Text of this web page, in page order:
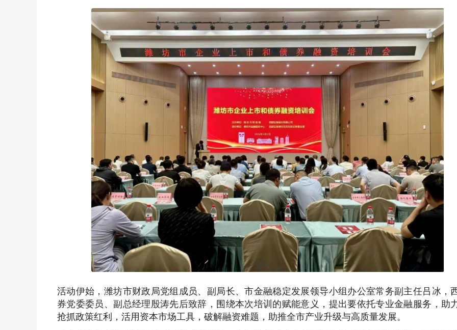
活动伊始，潍坊市财政局党组成员、副局长、市金融稳定发展领导小组办公室常务副主任吕冰，
券党委委员、副总经理殷涛先后致辞，围绕本次培训的赋能意义，提出要依托专业金融服务，助
抢抓政策红利，活用资本市场工具，破解融资难题，助推全市产业升级与高质量发展。